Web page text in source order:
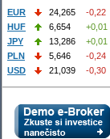
EUR 24,265
-0,22
HUF
6,654
+0,01
JPY
13,286
+0,01
PLN
5,646
-0,24
USD
21,039 -0,30